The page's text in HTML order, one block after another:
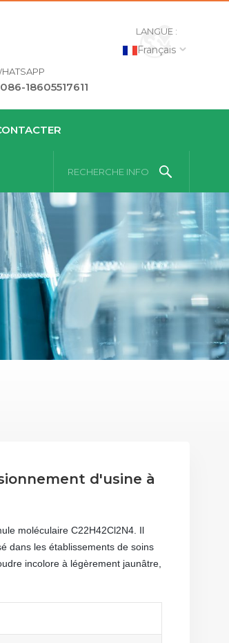
LANGUE :
Français
18605517611
RECHERCHE INFO
d'usine à
moléculaire C22H42Cl2N4. Il
dans les établissements de soins
incolore à légèrement jaunâtre,